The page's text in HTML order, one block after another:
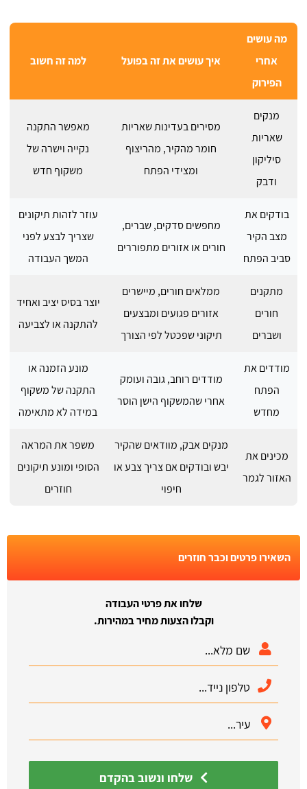
מה עושים
אחרי
הפירוק
איך עושים את זה בפועל למה זה חשוב
מנקים
שאריות
סיליקון
ודבק
מסירים בעדינות שאריות
חומר מהקיר, מהריצוף
ומצידי הפתח
מאפשר התקנה
נקייה וישרה של
משקוף חדש
בודקים את
מצב הקיר
סביב הפתח
מחפשים סדקים, שברים,
חורים או אזורים מתפוררים
עוזר לזהות תיקונים
שצריך לבצע לפני
המשך העבודה
מתקנים
חורים
ושברים
ממלאים חורים, מיישרים
אזורים פגועים ומבצעים
תיקוני שפכטל לפי הצורך
יוצר בסיס יציב ואחיד
להתקנה או לצביעה
מודדים את
הפתח
מחדש
מודדים רוחב, גובה ועומק
אחרי שהמשקוף הישן הוסר
מונע הזמנה או
התקנה של משקוף
במידה לא מתאימה
מכינים את
האזור לגמר
מנקים אבק, מוודאים שהקיר
יבש ובודקים אם צריך צבע או
חיפוי
משפר את המראה
הסופי ומונע תיקונים
חוזרים
השאירו פרטים וכבר חוזרים
שלחו את פרטי העבודה
וקבלו הצעות מחיר במהירות.